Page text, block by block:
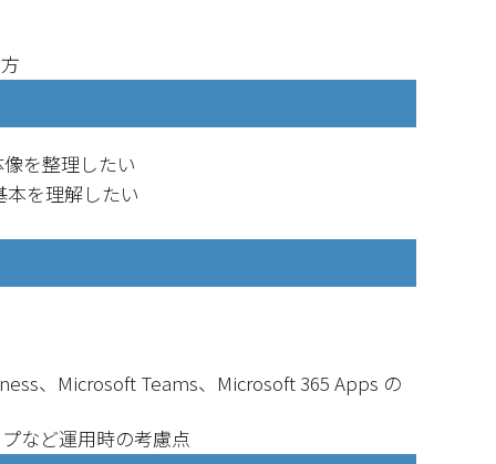
を整理したい
を理解したい
、Microsoft Teams、Microsoft 365 Apps の
など運用時の考慮点